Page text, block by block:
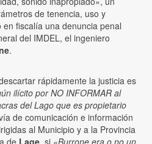
de tenencia, uso y
en fiscalía una denuncia penal
del IMDEL, el ingeniero
.
rápidamente la justicia es
ilícito por NO INFORMAR al
del Lago que es propietario
de comunicación e información
al Municipio y a la Provincia
de Lage, si «Burrone era o no un